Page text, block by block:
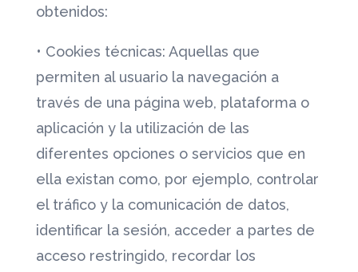
obtenidos:
• Cookies técnicas: Aquellas que
permiten al usuario la navegación a
través de una página web, plataforma o
aplicación y la utilización de las
diferentes opciones o servicios que en
ella existan como, por ejemplo, controlar
el tráfico y la comunicación de datos,
identificar la sesión, acceder a partes de
acceso restringido, recordar los